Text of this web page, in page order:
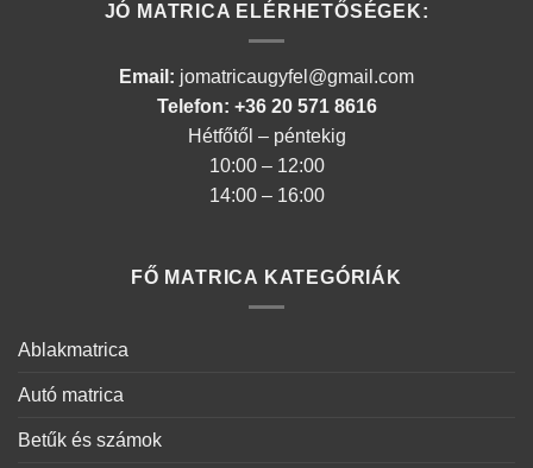
JÓ MATRICA ELÉRHETŐSÉGEK:
Email: jomatricaugyfel@gmail.com
Telefon: +36 20 571 8616
Hétfőtől – péntekig
10:00 – 12:00
14:00 – 16:00
FŐ MATRICA KATEGÓRIÁK
Ablakmatrica
Autó matrica
Betűk és számok